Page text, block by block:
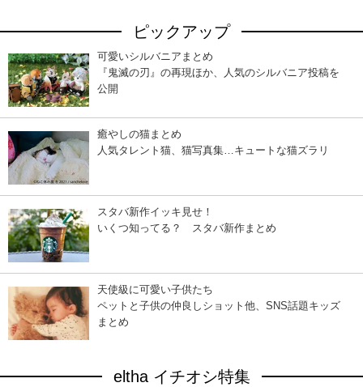
ピックアップ
可愛いシルバニアまとめ
『鬼滅の刃』の再現ほか、人気のシルバニア投稿を
公開
癒やしの猫まとめ
人気タレント猫、猫写真集…キュートな猫ズラリ
スタバ新作イッキ見せ！
いくつ知ってる？ スタバ新作まとめ
天使級に可愛い子供たち
ペットと子供の仲良しショット他、SNS話題キッズ
まとめ
eltha イチオシ特集